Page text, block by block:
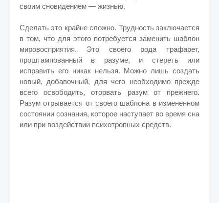
своим сновидением — жизнью.
Сделать это крайне сложно. Трудность заключается
в том, что для этого потребуется заменить шаблон
мировосприятия. Это своего рода трафарет,
проштампованный в разуме, и стереть или
исправить его никак нельзя. Можно лишь создать
новый, добавочный, для чего необходимо прежде
всего освободить, оторвать разум от прежнего.
Разум отрывается от своего шаблона в измененном
состоянии сознания, которое наступает во время сна
или при воздействии психотропных средств.